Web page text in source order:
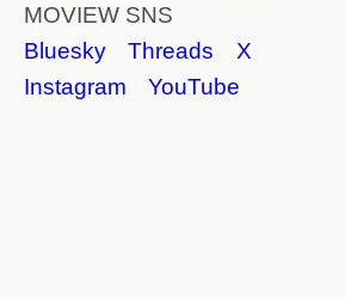
MOVIEW SNS
Bluesky
Threads
X
Instagram
YouTube